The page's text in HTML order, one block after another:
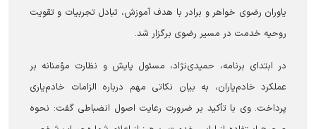
یاوران رضوی خواهر و برادر با هدف آموزش، تبادل تجربیات و تقویت
روحیه خدمت در مسیر رضوی برگزار شد.
در ابتدای برنامه، حمیدی‌نژاد، مسئول پایش و نظارت مؤمنانه بر
عملکرد خادم‌یاران، به بیان نکاتی مهم درباره الزامات خادم‌یاری
پرداخت. وی با تأکید بر ضرورت رعایت اصول انضباطی گفت: نحوه